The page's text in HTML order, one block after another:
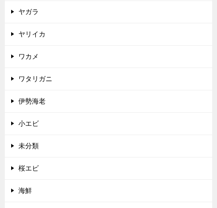
ヤガラ
ヤリイカ
ワカメ
ワタリガニ
伊勢海老
小エビ
未分類
桜エビ
海鮮